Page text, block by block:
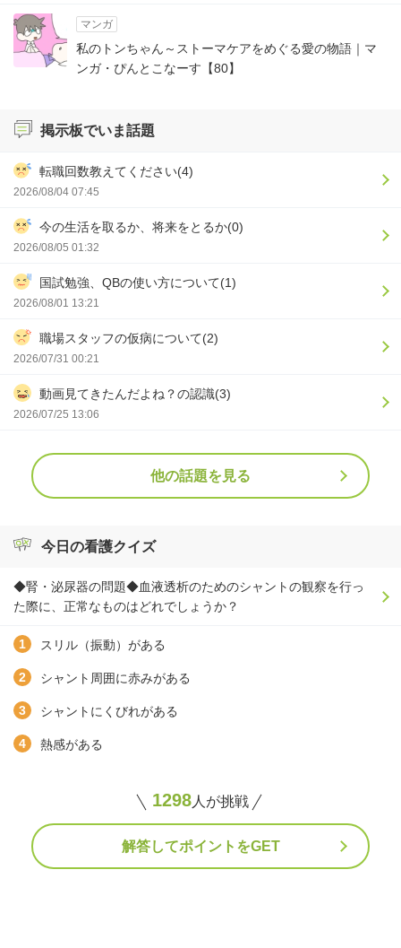
マンガ
私のトンちゃん～ストーマケアをめぐる愛の物語｜マ
ンガ・ぴんとこなーす【80】
掲示板でいま話題
転職回数教えてください(4)
2026/08/04 07:45
今の生活を取るか、将来をとるか(0)
2026/08/05 01:32
国試勉強、QBの使い方について(1)
2026/08/01 13:21
職場スタッフの仮病について(2)
2026/07/31 00:21
動画見てきたんだよね？の認識(3)
2026/07/25 13:06
他の話題を見る
今日の看護クイズ
◆腎・泌尿器の問題◆血液透析のためのシャントの観察を行っ
た際に、正常なものはどれでしょうか？
スリル（振動）がある
シャント周囲に赤みがある
シャントにくびれがある
熱感がある
1298 人が挑戦
解答してポイントをGET